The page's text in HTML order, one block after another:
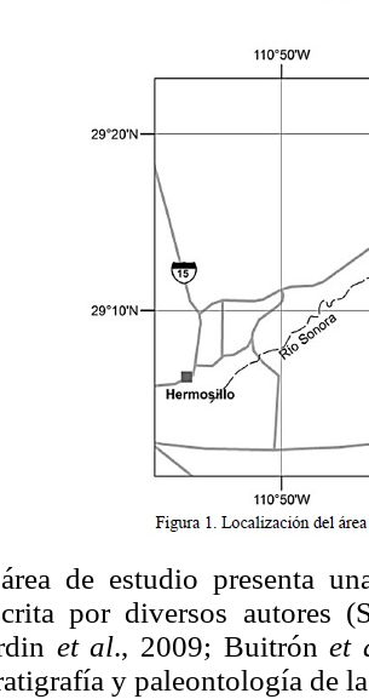
de estudio presenta
por diversos autores
et al., 2009; Buitrónet
y paleontología de